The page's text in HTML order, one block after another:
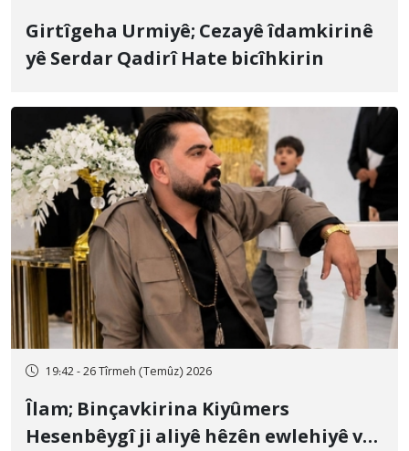
Girtîgeha Urmiyê; Cezayê îdamkirinê
yê Serdar Qadirî Hate bicîhkirin
19:42 - 26 Tîrmeh (Temûz) 2026
Îlam; Binçavkirina Kiyûmers
Hesenbêygî ji aliyê hêzên ewlehiyê ve